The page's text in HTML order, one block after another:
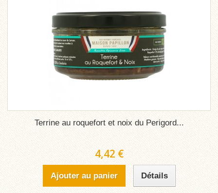
Terrine au roquefort et noix du Perigord...
4,42 €
Ajouter au panier Détails